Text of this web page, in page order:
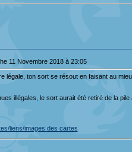
11 Novembre 2018 à 23:05
légale, ton sort se résout en faisant au
illégales, le sort aurait été retiré de la
liens/images des cartes